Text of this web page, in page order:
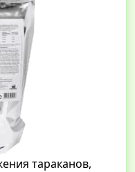
тараканов,